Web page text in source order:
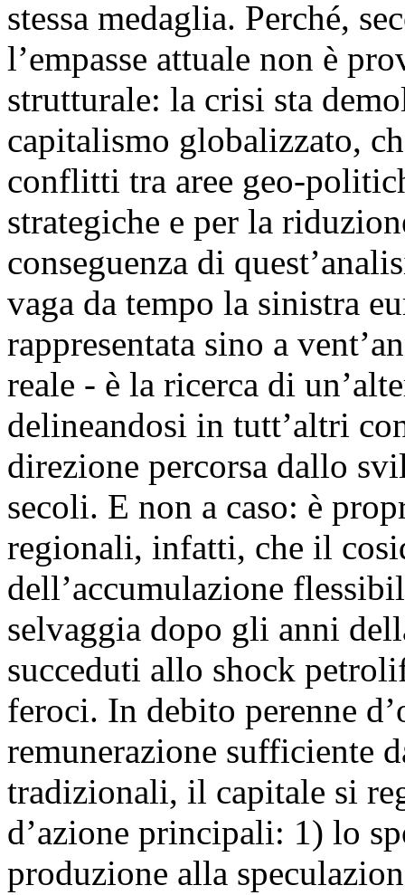
stessa medaglia. Perché,
l’empasse attuale non è
strutturale: la crisi sta
capitalismo globalizzato,
conflitti tra aree geo-
strategiche e per la
conseguenza di
vaga da tempo la sinistra
rappresentata sino a
reale - è la ricerca di
delineandosi in tutt’altri
direzione percorsa dallo
secoli. E non a caso: è
regionali, infatti, che il
dell’accumulazione
selvaggia dopo gli anni
succeduti allo shock
feroci. In debito perenne
remunerazione sufficiente
tradizionali, il capitale si
d’azione principali: 1) lo
produzione alla